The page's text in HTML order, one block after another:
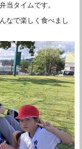
当タイムです。
なで楽しく食べまし